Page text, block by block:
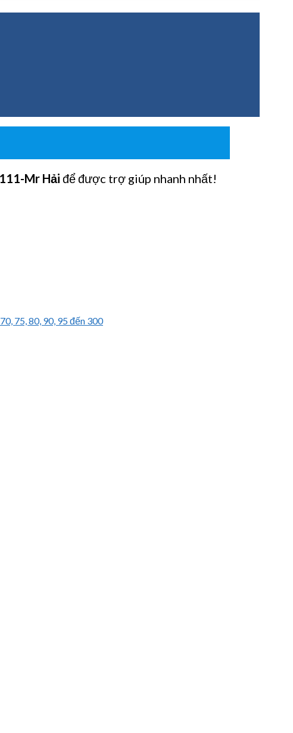
-Mr Hải để được trợ giúp nhanh nhất!
75, 80, 90, 95 đến 300